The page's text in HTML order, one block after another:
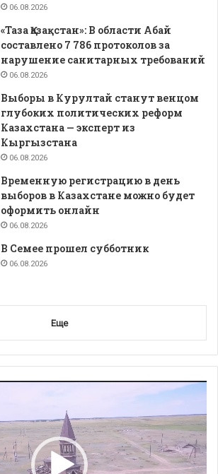
06.08.2026
«Таза Қазақстан»: В области Абай
составлено 7 786 протоколов за
нарушение санитарных требований
06.08.2026
Выборы в Курултай станут венцом
глубоких политических реформ
Казахстана — эксперт из
Кыргызстана
06.08.2026
Временную регистрацию в день
выборов в Казахстане можно будет
оформить онлайн
06.08.2026
В Семее прошел субботник
06.08.2026
Еще